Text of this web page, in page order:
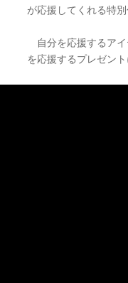
が応援してくれる特
自分を応援するアイ
を応援するプレゼント